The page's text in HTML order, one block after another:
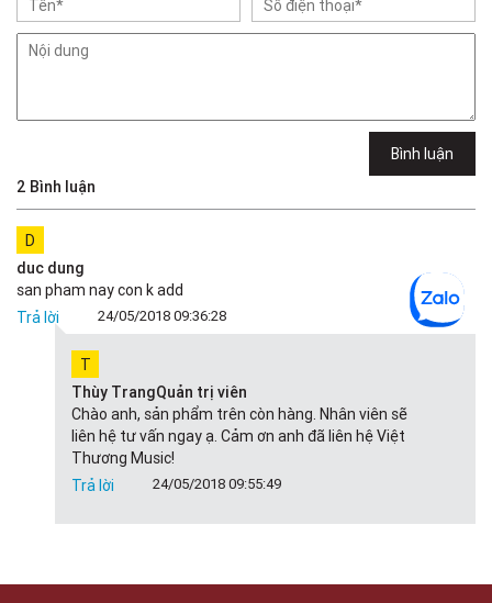
Việt Thương Music - 302 Cầu Giấy
Gian hàng G9-10 TTTM Discovery Complex, số 302 Cầu Giấy, Phường
Cầu Giấy, Hà Nội , Cầu Giấy , Hà Nội
Bình luận
2 Bình luận
D
duc dung
san pham nay con k add
Trả lời
24/05/2018 09:36:28
T
Thùy TrangQuản trị viên
Chào anh, sản phẩm trên còn hàng. Nhân viên sẽ
liên hệ tư vấn ngay ạ. Cảm ơn anh đã liên hệ Việt
Thương Music!
Trả lời
24/05/2018 09:55:49